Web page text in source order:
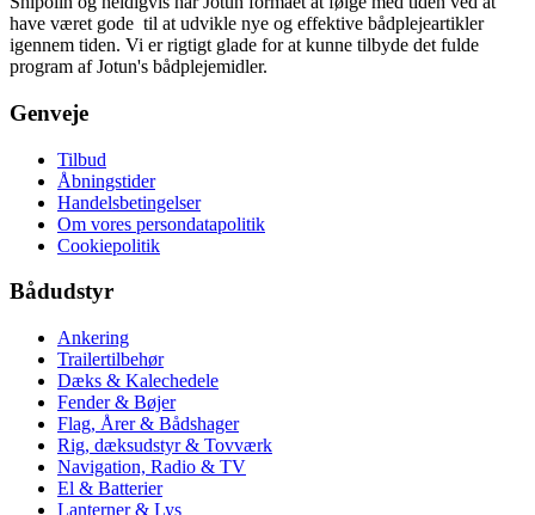
have været gode til at udvikle nye og effektive bådplejeartikler
igennem tiden. Vi er rigtigt glade for at kunne tilbyde det fulde
program af Jotun's bådplejemidler.
Genveje
Tilbud
Åbningstider
Handelsbetingelser
Om vores persondatapolitik
Cookiepolitik
Bådudstyr
Ankering
Trailertilbehør
Dæks & Kalechedele
Fender & Bøjer
Flag, Årer & Bådshager
Rig, dæksudstyr & Tovværk
Navigation, Radio & TV
El & Batterier
Lanterner & Lys